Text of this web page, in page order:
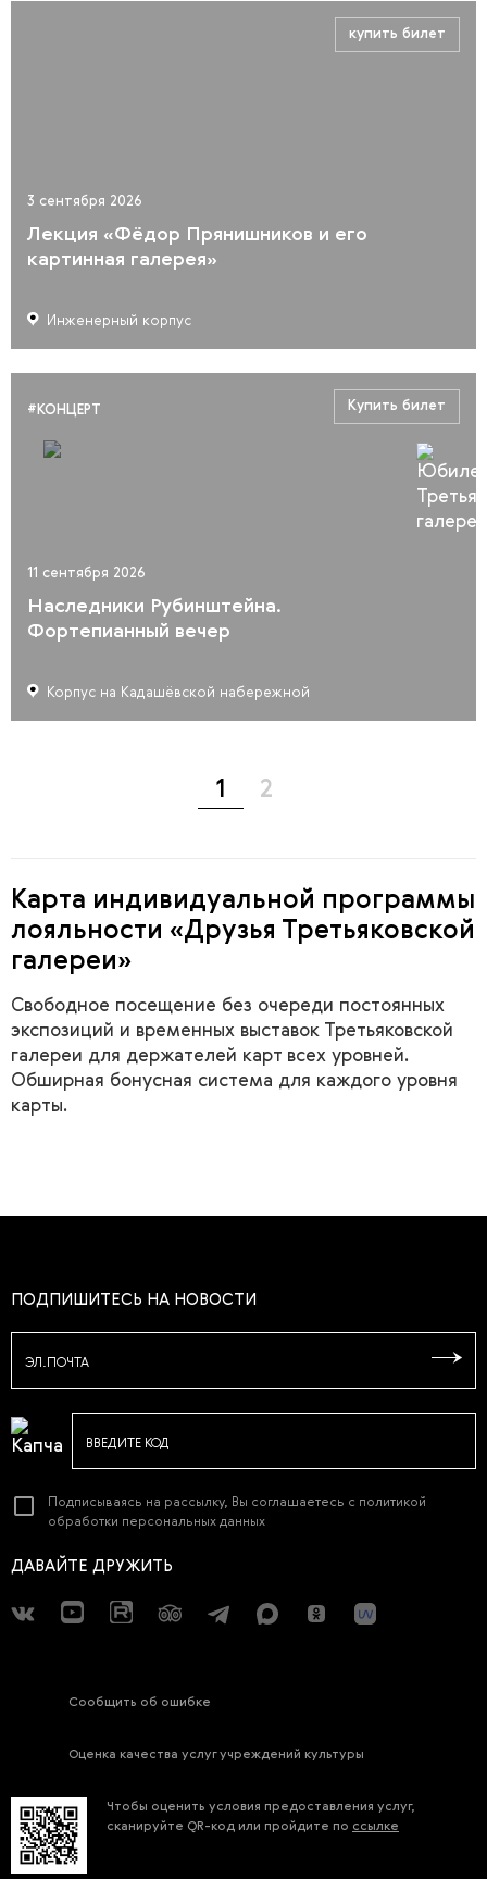
купить билет
3 сентября 2026
Лекция «Фёдор Прянишников и его
картинная галерея»
Инженерный корпус
#КОНЦЕРТ Купить билет
11 сентября 2026
Наследники Рубинштейна.
Фортепианный вечер
Корпус на Кадашёвской набережной
1 2
Карта индивидуальной программы
лояльности «Друзья Третьяковской
галереи»
Свободное посещение без очереди постоянных
экспозиций и временных выставок Третьяковской
галереи для держателей карт всех уровней.
Обширная бонусная система для каждого уровня
карты.
ПОДПИШИТЕСЬ НА НОВОСТИ
ЭЛ.ПОЧТА
ВВЕДИТЕ КОД
Подписываясь на рассылку, Вы соглашаетесь с политикой
обработки персональных данных
ДАВАЙТЕ ДРУЖИТЬ
Сообщить об ошибке
Оценка качества услуг учреждений культуры
Чтобы оценить условия предоставления услуг,
сканируйте QR-код или пройдите по ссылке